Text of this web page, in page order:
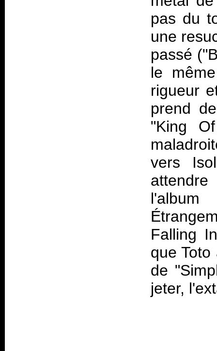
pas du
une
passé
le
rigueur
prend
"King
vers
attendre
Falling
que
de